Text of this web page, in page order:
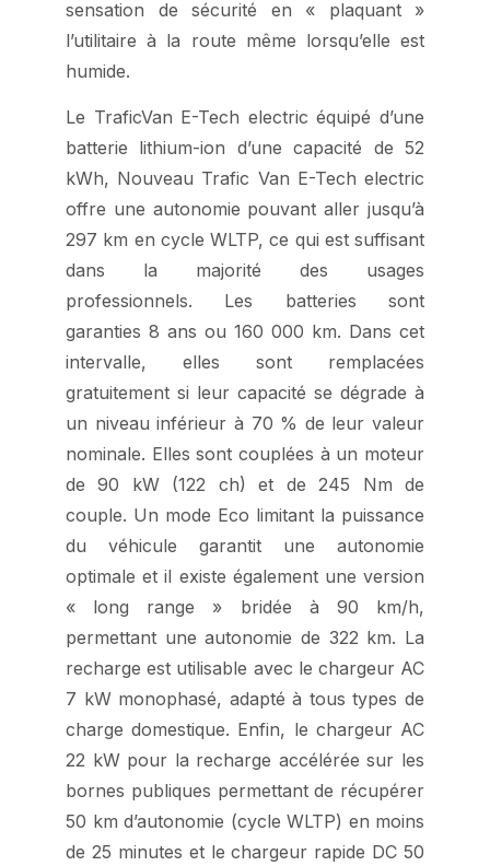
sensation de sécurité en « plaquant »
l’utilitaire à la route même lorsqu’elle est
humide.
Le TraficVan E-Tech electric équipé d’une
batterie lithium-ion d’une capacité de 52
kWh, Nouveau Trafic Van E-Tech electric
offre une autonomie pouvant aller jusqu’à
297 km en cycle WLTP, ce qui est suffisant
dans la majorité des usages
professionnels. Les batteries sont
garanties 8 ans ou 160 000 km. Dans cet
intervalle, elles sont remplacées
gratuitement si leur capacité se dégrade à
un niveau inférieur à 70 % de leur valeur
nominale. Elles sont couplées à un moteur
de 90 kW (122 ch) et de 245 Nm de
couple. Un mode Eco limitant la puissance
du véhicule garantit une autonomie
optimale et il existe également une version
« long range » bridée à 90 km/h,
permettant une autonomie de 322 km. La
recharge est utilisable avec le chargeur AC
7 kW monophasé, adapté à tous types de
charge domestique. Enfin, le chargeur AC
22 kW pour la recharge accélérée sur les
bornes publiques permettant de récupérer
50 km d’autonomie (cycle WLTP) en moins
de 25 minutes et le chargeur rapide DC 50